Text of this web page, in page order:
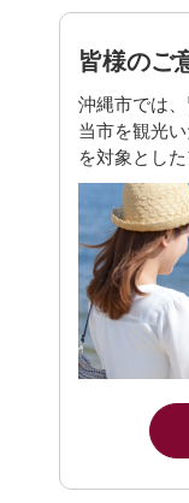
皆様のご
沖縄市では
当市を観光
を対象とし